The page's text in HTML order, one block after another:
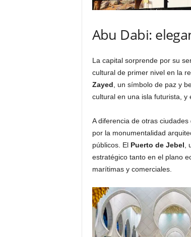
Abu Dabi:
La capital sorprende por su
cultural de primer nivel en la
Zayed , un símbolo de paz y
cultural en una isla futurista, y
A diferencia de otras
por la monumentalidad
públicos. El Puerto de Jebel
estratégico tanto en el plano
marítimas y comerciales.